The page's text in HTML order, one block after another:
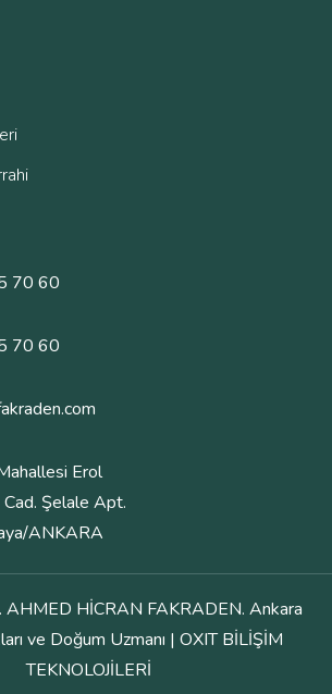
70 60
70 60
Erol
Cad. Şelale Apt.
ANKARA
HİCRAN FAKRADEN. Ankara
ve Doğum Uzmanı | OXIT BİLİŞİM
TEKNOLOJİLERİ